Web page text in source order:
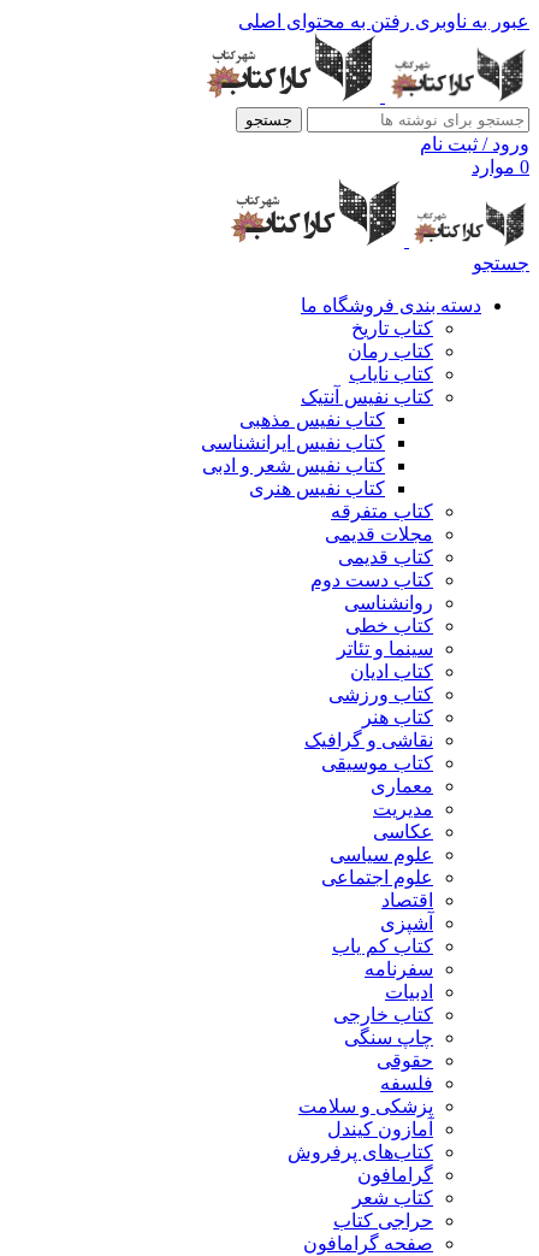
عبور به ناوبری رفتن به محتوای اصلی
جستجو
ورود / ثبت نام
0 موارد
جستجو
دسته بندی فروشگاه ما
کتاب تاریخ
کتاب رمان
کتاب نایاب
کتاب نفیس آنتیک
کتاب نفیس مذهبی
کتاب نفیس ایرانشناسی
کتاب نفیس شعر و ادبی
کتاب نفیس هنری
کتاب متفرقه
مجلات قدیمی
کتاب قدیمی
کتاب دست دوم
روانشناسی
کتاب خطی
سینما و تئاتر
کتاب ادیان
کتاب ورزشی
کتاب هنر
نقاشی و گرافیک
کتاب موسیقی
معماری
مدیریت
عکاسی
علوم سیاسی
علوم اجتماعی
اقتصاد
آشپزی
کتاب کم یاب
سفرنامه
ادبیات
کتاب خارجی
چاپ سنگی
حقوقی
فلسفه
پزشکی و سلامت
آمازون کیندل
کتاب‌های پرفروش
گرامافون
کتاب شعر
حراجی کتاب
صفحه گرامافون